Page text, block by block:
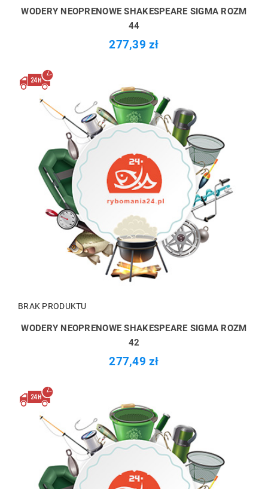
WODERY NEOPRENOWE SHAKESPEARE SIGMA ROZM
44
277,39 zł
BRAK PRODUKTU
WODERY NEOPRENOWE SHAKESPEARE SIGMA ROZM
42
277,49 zł